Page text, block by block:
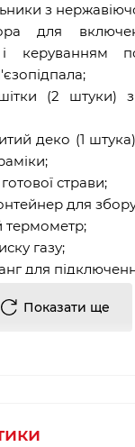
з
для
і керуванням
(2 штуки)
деко (1
страви;
для збору
термометр;
газу;
для
страви довгий
Показати ще